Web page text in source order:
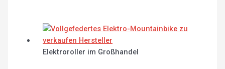
Elektroroller im Großhandel